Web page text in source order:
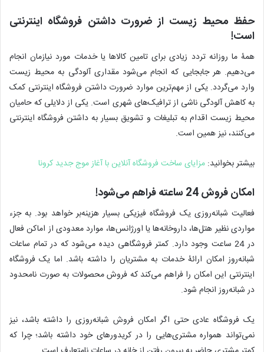
حفظ محیط زیست از ضرورت داشتن فروشگاه اینترنتی
است!
همۀ ما روزانه تردد زیادی برای تامین کالاها یا خدمات مورد نیازمان انجام
می‌دهیم. هر جابجایی که انجام می‌شود مقداری آلودگی به محیط زیست
وارد می‌‌گردد. یکی از مهم‌ترین موارد ضرورت داشتن فروشگاه اینترنتی کمک
به کاهش آلودگی ناشی از ترافیک‌های شهری است. یکی از دلایلی که حامیان
محیط زیست اقدام به تبلیغات و تشویق بسیار به داشتن فروشگاه اینترنتی
می‌کنند، نیز همین است.
بیشتر بخوانید: مزایای ساخت فروشگاه آنلاین با آغاز موج جدید کرونا
امکان فروش 24 ساعته فراهم می‌شود!
فعالیت شبانه‌روزی یک فروشگاه فیزیکی بسیار هزینه‌بر خواهد بود. به جزء
مواردی نظیر هتل‌ها، داروخانه‌ها یا اورژانس‌ها، موارد معدودی از اماکن فعال
در 24 ساعت وجود دارد. کمتر فروشگاهی دیده می‌شود که در تمام ساعات
شبانه‌روز امکان ارائۀ خدمات به مشتریان را داشته باشد. اما یک فروشگاه
اینترنتی این امکان را فراهم می‌کند که فروش محصولات به صورت نامحدود
در شبانه‌روز انجام شود.
یک فروشگاه عادی حتی اگر امکان فروش شبانه‌روزی را داشته باشد، نیز
نمی‌تواند همواره مشتری‌هایی را در کریدورهای خود داشته باشد؛ چرا که